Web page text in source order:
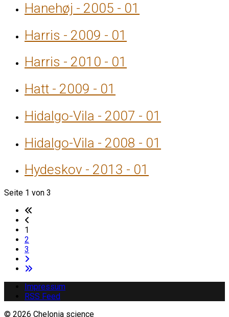
Hanehøj - 2005 - 01
Harris - 2009 - 01
Harris - 2010 - 01
Hatt - 2009 - 01
Hidalgo-Vila - 2007 - 01
Hidalgo-Vila - 2008 - 01
Hydeskov - 2013 - 01
Seite 1 von 3
1
2
3
Impressum
RSS Feed
© 2026 Chelonia science